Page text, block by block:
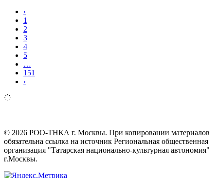
‹
1
2
3
4
5
…
151
›
© 2026 РОО-ТНКА г. Москвы. При копировании материалов
обязательна ссылка на источник Региональная общественная
организация "Татарская национально-культурная автономия"
г.Москвы.